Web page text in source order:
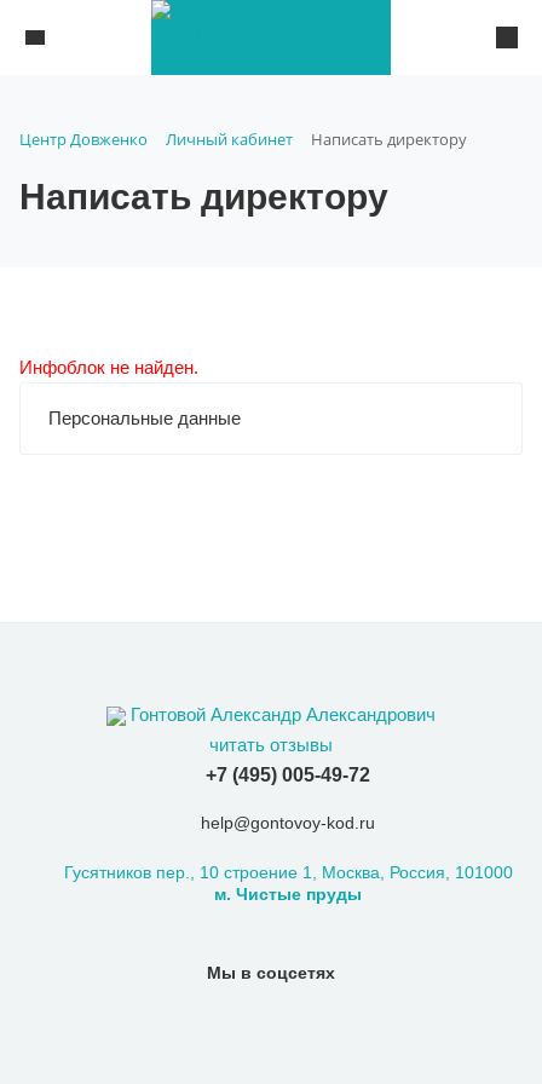
Центр Довженко Личный кабинет Написать директору
Написать директору
Инфоблок не найден.
Персональные данные
Гонтовой Александр Александрович
читать отзывы
+7 (495) 005-49-72
help@gontovoy-kod.ru
Гусятников пер., 10 строение 1, Москва, Россия, 101000
м. Чистые пруды
Мы в соцсетях